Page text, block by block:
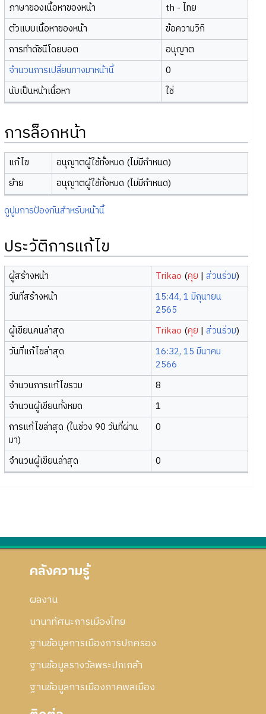
ภาษาของเนื้อหาของหน้า
th - ไทย
ตัวแบบเนื้อหาของหน้า
ข้อความวิกิ
การทำดัชนีโดยบอต
อนุญาต
จำนวนการเปลี่ยนทางมาหน้านี้
0
นับเป็นหน้าเนื้อหา
ใช่
การล็อกหน้า
แก้ไข
อนุญาตผู้ใช้ทั้งหมด (ไม่มีกำหนด)
ย้าย
อนุญาตผู้ใช้ทั้งหมด (ไม่มีกำหนด)
ดูปูมการป้องกันสำหรับหน้านี้
ประวัติการแก้ไข
ผู้สร้างหน้า Trikao (คุย |ส่วนร่วม)
วันที่สร้างหน้า
15:44, 1 มิถุนายน
2565
ผู้เขียนคนล่าสุด
Trikao (คุย |ส่วนร่วม)
วันที่แก้ไขล่าสุด
16:32, 15 มีนาคม
2566
จำนวนการแก้ไขรวม
8
จำนวนผู้เขียนทั้งหมด
1
การแก้ไขล่าสุด (ในช่วง 90 วันที่ผ่าน
มา)
0
จำนวนผู้เขียนล่าสุด 0
คลังความรู้
ผลงาน
นานาทัศนะการเมืองไทย
ฐานข้อมูลการเมืองการปกครอง
ฐานข้อมูลรางวัลพระปกเกล้า
ฐานข้อมูลการเมืองภาคพลเมือง